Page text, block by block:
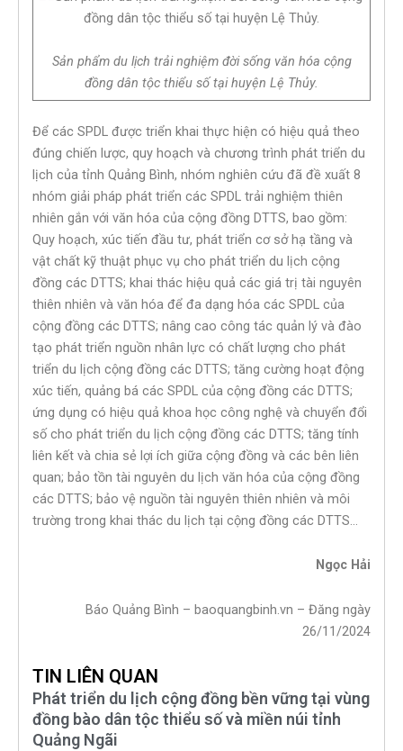
Sản phẩm du lịch trải nghiệm đời sống văn hóa cộng
đồng dân tộc thiểu số tại huyện Lệ Thủy.
Để các SPDL được triển khai thực hiện có hiệu quả theo
đúng chiến lược, quy hoạch và chương trình phát triển du
lịch của tỉnh Quảng Bình, nhóm nghiên cứu đã đề xuất 8
nhóm giải pháp phát triển các SPDL trải nghiệm thiên
nhiên gắn với văn hóa của cộng đồng DTTS, bao gồm:
Quy hoạch, xúc tiến đầu tư, phát triển cơ sở hạ tầng và
vật chất kỹ thuật phục vụ cho phát triển du lịch cộng
đồng các DTTS; khai thác hiệu quả các giá trị tài nguyên
thiên nhiên và văn hóa để đa dạng hóa các SPDL của
cộng đồng các DTTS; nâng cao công tác quản lý và đào
tạo phát triển nguồn nhân lực có chất lượng cho phát
triển du lịch cộng đồng các DTTS; tăng cường hoạt động
xúc tiến, quảng bá các SPDL của cộng đồng các DTTS;
ứng dụng có hiệu quả khoa học công nghệ và chuyển đổi
số cho phát triển du lịch cộng đồng các DTTS; tăng tính
liên kết và chia sẻ lợi ích giữa cộng đồng và các bên liên
quan; bảo tồn tài nguyên du lịch văn hóa của cộng đồng
các DTTS; bảo vệ nguồn tài nguyên thiên nhiên và môi
trường trong khai thác du lịch tại cộng đồng các DTTS…
Ngọc Hải
Báo Quảng Bình – baoquangbinh.vn – Đăng ngày
26/11/2024
TIN LIÊN QUAN
Phát triển du lịch cộng đồng bền vững tại vùng
đồng bào dân tộc thiểu số và miền núi tỉnh
Quảng Ngãi